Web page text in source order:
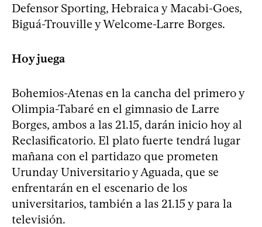
Defensor Sporting, Hebraica y Macabi-Goes,
Biguá-Trouville y Welcome-Larre Borges.
Hoy juega
Bohemios-Atenas en la cancha del primero y
Olimpia-Tabaré en el gimnasio de Larre
Borges, ambos a las 21.15, darán inicio hoy al
Reclasificatorio. El plato fuerte tendrá lugar
mañana con el partidazo que prometen
Urunday Universitario y Aguada, que se
enfrentarán en el escenario de los
universitarios, también a las 21.15 y para la
televisión.